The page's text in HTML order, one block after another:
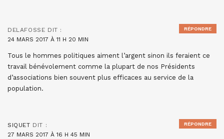
DELAFOSSE DIT :
24 MARS 2017 À 11 H 20 MIN
Tous le hommes politiques aiment l’argent sinon ils feraient ce
travail bénévolement comme la plupart de nos Présidents
d’associations bien souvent plus efficaces au service de la
population.
RÉPONDRE
SIQUET DIT :
27 MARS 2017 À 16 H 45 MIN
RÉPONDRE